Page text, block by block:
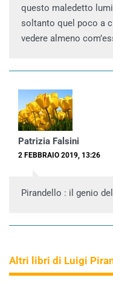
questo maledetto
soltanto quel poco a
vedere almeno
Patrizia Falsini
2 FEBBRAIO 2019, 13:26
Pirandello : il genio
Altri libri di Luigi